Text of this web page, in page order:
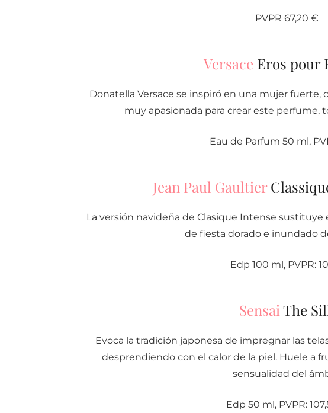
PVPR 67,20 €
Versace Eros pour
Donatella Versace se inspiró en una mujer fuerte,
muy apasionada para crear este perfume,
Eau de Parfum 50 ml,
Jean Paul Gaultier
La versión navideña de Clasique Intense
de fiesta dorado e inundado
Edp 100 ml, PVPR:
Sensai The
Evoca la tradición japonesa de impregnar las
desprendiendo con el calor de la piel. Huele a
sensualidad del
Edp 50 ml, PVPR: